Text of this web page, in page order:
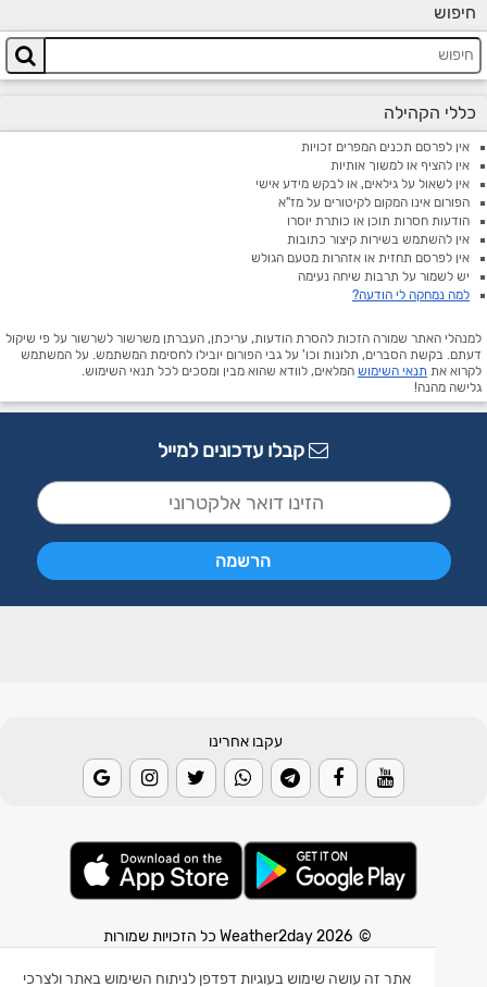
אתר זה עושה שימוש בעוגיות דפדפן לניתוח השימוש באתר ולצרכי
חיפוש
כללי הקהילה
אין לפרסם תכנים המפרים זכויות
אין להציף או למשוך אותיות
אין לשאול על גילאים, או לבקש מידע אישי
הפורום אינו המקום לקיטורים על מז"א
הודעות חסרות תוכן או כותרת יוסרו
אין להשתמש בשירות קיצור כתובות
אין לפרסם תחזית או אזהרות מטעם הגולש
יש לשמור על תרבות שיחה נעימה
למה נמחקה לי הודעה?
למנהלי האתר שמורה הזכות להסרת הודעות, עריכתן, העברתן משרשור לשרשור על פי שיקול
דעתם. בקשת הסברים, תלונות וכו' על גבי הפורום יובילו לחסימת המשתמש. על המשתמש
לקרוא את תנאי השימוש המלאים, לוודא שהוא מבין ומסכים לכל תנאי השימוש.
גלישה מהנה!
קבלו עדכונים למייל
עקבו אחרינו
© 2026 Weather2day כל הזכויות שמורות
אפליקצית מזג אוויר